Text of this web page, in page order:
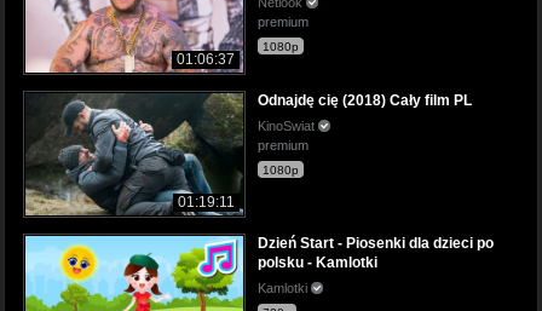
01:06:37
premium
1080p
01:19:11
Odnajdę cię (2018) Cały film PL
KinoSwiat
premium
1080p
Dzień Start - Piosenki dla dzieci po
polsku - Kamlotki
Kamlotki